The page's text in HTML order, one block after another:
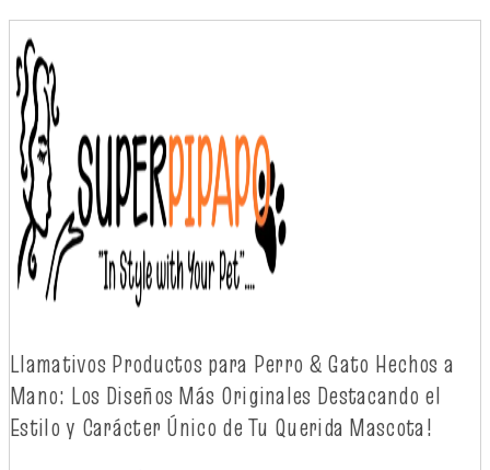
Llamativos Productos para Perro & Gato Hechos a
Mano: Los Diseños Más Originales Destacando el
Estilo y Carácter Único de Tu Querida Mascota!